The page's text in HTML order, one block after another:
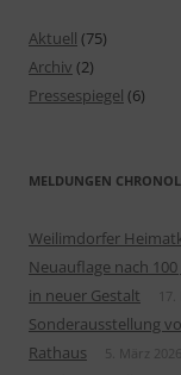
Aktuell (75)
Archiv (2)
Pressespiegel (6)
MELDUNGEN
Weilimdorfer
Neuauflage nach
in neuer Gestalt
Sonderausstellung
Rathaus
5. März 2026